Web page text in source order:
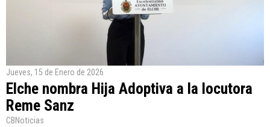
Jueves, 15 de Enero de 2026
Elche nombra Hija Adoptiva a la locutora
Reme Sanz
CBNoticias